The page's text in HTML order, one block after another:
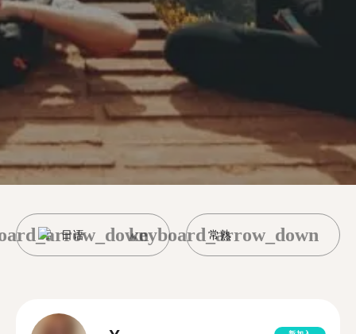
日语 常熟
keyboard_arrow_down